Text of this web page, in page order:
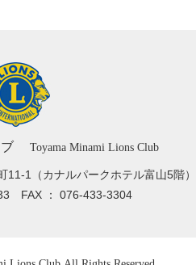
Toyama Minami Lions Club
11-1
（カナルパークホテル富山5階）
FAX ： 076-433-3304